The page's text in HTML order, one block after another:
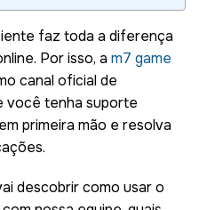
faz toda a diferença
Por isso, a m7 game
canal oficial de
você tenha suporte
primeira mão e resolva
descobrir como usar o